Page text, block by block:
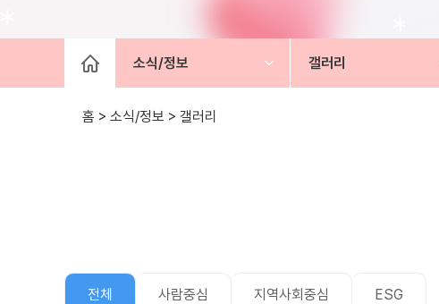
소식/정보 갤러리
홈 > 소식/정보 > 갤러리
전체 사람중심 지역사회중심 ESG